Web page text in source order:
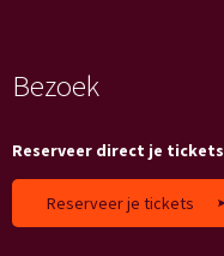
Bezoek
Reserveer direct je tickets
Reserveer je tickets